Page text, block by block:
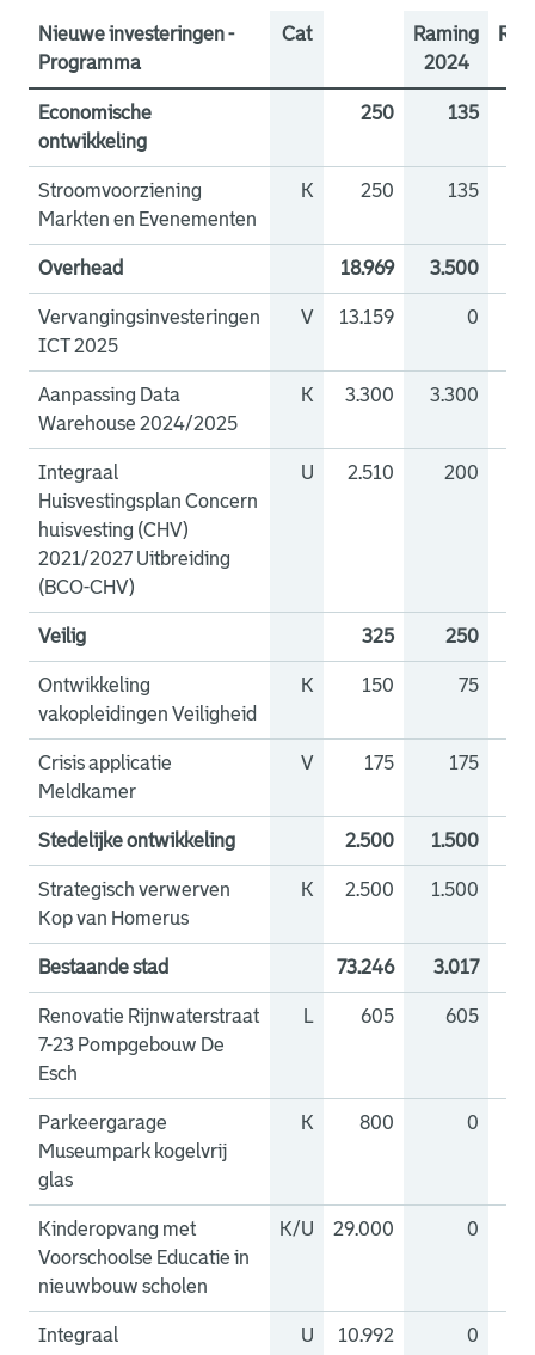
Nieuwe investeringen -
Programma
Cat
Raming
2024
Economische
ontwikkeling
250 135
Stroomvoorziening
Markten en Evenementen
K 250 135
Overhead 18.969 3.500
Vervangingsinvesteringen
ICT 2025
V 13.159 0
Aanpassing Data
Warehouse 2024/2025
K 3.300 3.300
Integraal
Huisvestingsplan Concern
huisvesting (CHV)
2021/2027 Uitbreiding
(BCO-CHV)
U 2.510 200
Veilig 325 250
Ontwikkeling
vakopleidingen Veiligheid
K 150 75
Crisis applicatie
Meldkamer
V 175 175
Stedelijke ontwikkeling 2.500 1.500
Strategisch verwerven
Kop van Homerus
K 2.500 1.500
Bestaande stad 73.246 3.017
Renovatie Rijnwaterstraat
7-23 Pompgebouw De
Esch
L 605 605
Parkeergarage
Museumpark kogelvrij
glas
K 800 0
Kinderopvang met
Voorschoolse Educatie in
nieuwbouw scholen
K/U 29.000 0
Integraal
U 10.992 0